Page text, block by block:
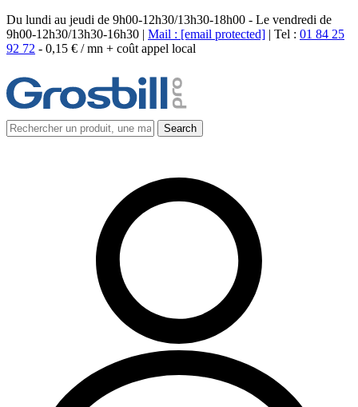
Du lundi au jeudi de 9h00-12h30/13h30-18h00 - Le vendredi de
9h00-12h30/13h30-16h30 | Mail : [email protected] | Tel : 01 84 25
92 72 - 0,15 € / mn + coût appel local